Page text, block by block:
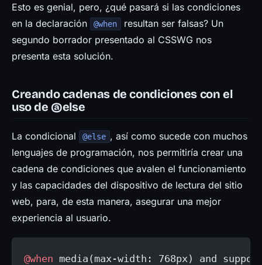
Esto es genial, pero, ¿qué pasará si las condiciones
en la declaración
@when
resultan ser falsas? Un
segundo borrador presentado al CSSWG nos
presenta esta solución.
Creando cadenas de condiciones con el
uso de @else
La condicional @else , así como sucede con muchos
lenguajes de programación, nos permitiría crear una
cadena de condiciones que avalen el funcionamiento
y las capacidades del dispositivo de lectura del sitio
web, para, de esta manera, asegurar una mejor
experiencia al usuario.
@when media(max-width: 768px) and